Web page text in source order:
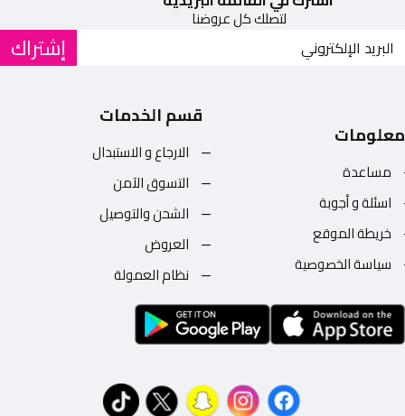
لتصلك كل عروضنا
إشتراك
معلومات
مساعدة
اسئلة و أجوبة
خريطة الموقع
سياسة الخصوصية
قسم الخدمات
الارجاع و الاستبدال
التسوق الآمن
الشحن والتوصيل
العروض
نظام العمولة